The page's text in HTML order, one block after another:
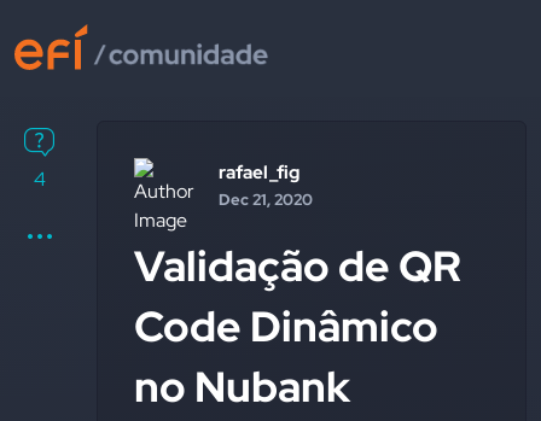
4 rafael_fig
Dec 21, 2020
Validação de QR
Code Dinâmico
no Nubank